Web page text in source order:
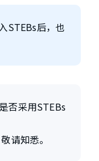
STEBs后，也
否采用STEBs
请知悉。